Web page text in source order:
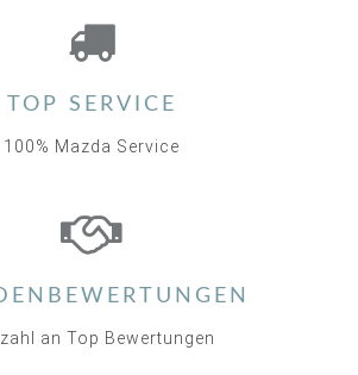
TOP SERVICE
100% Mazda Service
an Top Bewertungen